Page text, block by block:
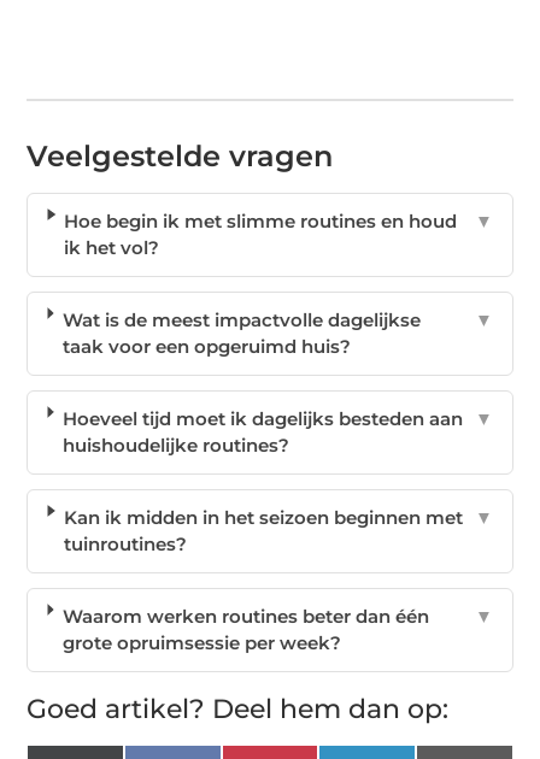
Veelgestelde vragen
Hoe begin ik met slimme routines en houd
ik het vol?
▼
Wat is de meest impactvolle dagelijkse
taak voor een opgeruimd huis?
▼
Hoeveel tijd moet ik dagelijks besteden aan
huishoudelijke routines?
▼
Kan ik midden in het seizoen beginnen met
tuinroutines?
▼
Waarom werken routines beter dan één
grote opruimsessie per week?
▼
Goed artikel? Deel hem dan op: